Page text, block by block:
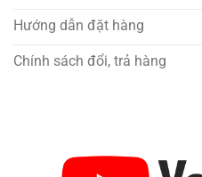
Hướng dẫn đặt hàng
Chính sách đổi, trả hàng